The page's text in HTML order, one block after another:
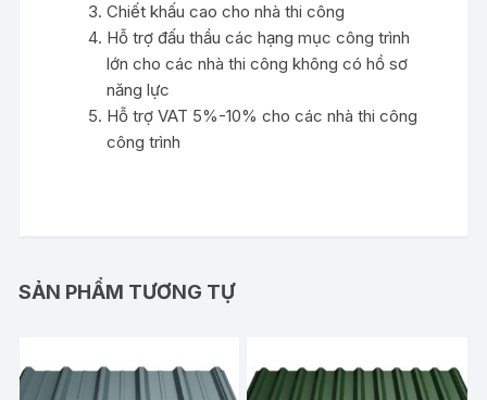
Chiết khấu cao cho nhà thi công
Hỗ trợ đấu thầu các hạng mục công trình
lớn cho các nhà thi công không có hồ sơ
năng lực
Hỗ trợ VAT 5%-10% cho các nhà thi công
công trình
SẢN PHẨM TƯƠNG TỰ